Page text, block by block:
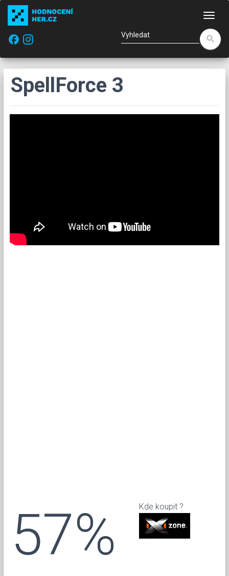
facebook
search
SpellForce 3
57% Kde koupit ?